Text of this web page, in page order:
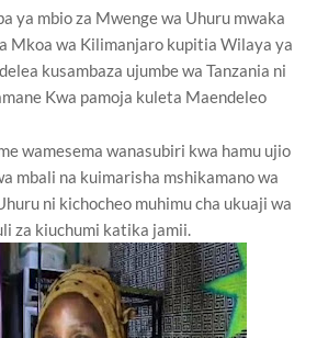
ya mbio za Mwenge wa Uhuru mwaka
Mkoa wa Kilimanjaro kupitia Wilaya ya
kusambaza ujumbe wa Tanzania ni
Kwa pamoja kuleta Maendeleo
wamesema wanasubiri kwa hamu ujio
mbali na kuimarisha mshikamano wa
ni kichocheo muhimu cha ukuaji wa
za kiuchumi katika jamii.